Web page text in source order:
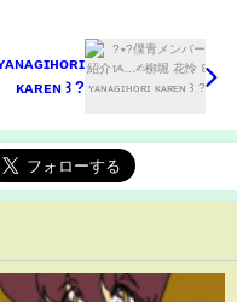
ᴋᴀʀᴇɴ ꒱ ?